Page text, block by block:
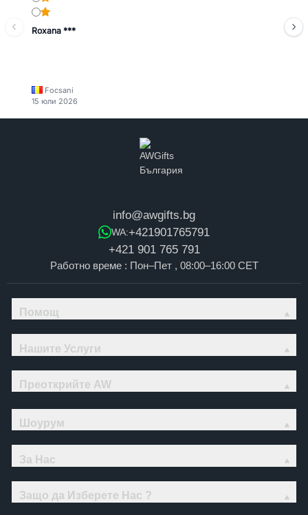
Roxana ***
Focsani
15 юли 2026
info@awgifts.bg
WA:+421901765791
+421 901 765 791
Работно време : Пон–Пет , 08:00–16:00 CET
Помощ
Нашите Услуги
Преоткрийте AW
Шоурум
За Нас
Защо да Изберете Нас ?